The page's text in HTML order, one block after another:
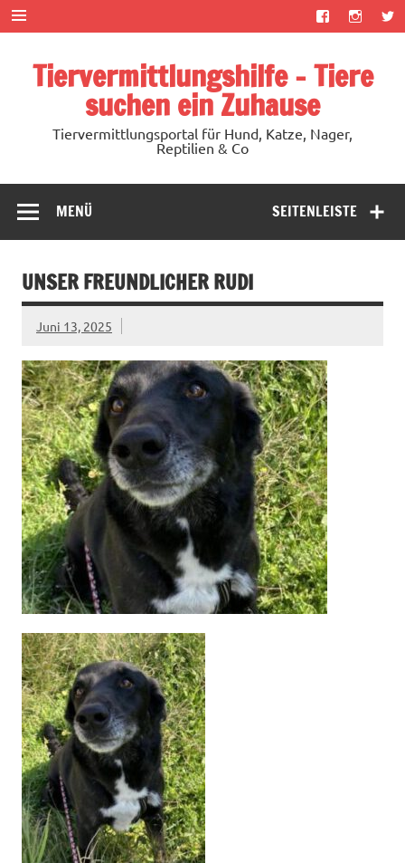
Zum
Inhalt
springen
Tiervermittlungshilfe – Tiere
suchen ein Zuhause
Tiervermittlungsportal für Hund, Katze, Nager,
Reptilien & Co
SEITENLEISTE
MENÜ
UNSER FREUNDLICHER RUDI
Juni 13, 2025